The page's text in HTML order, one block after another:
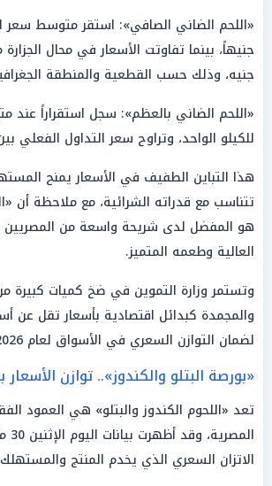
جنيه، وذلك حسب القطعية والمنطقة
للكيلو الواحد، وتراوح سعر التداول الفعلي بين 300 و480
هذا التباين الطفيف في الأسعار يمنح
تتناسب مع قدراته الشرائية، مع ملاحظة أن
هو المفضل لدى شريحة واسعة من
العالية وطعمه المتميز.
وتستمر وزارة التموين في ضخ كميات كبيرة
والمجمدة كبدائل اقتصادية بأسعار تقل عن
لضمان التوازن السعري في الأسواق لعام 2026.
«بورصة البتلو والكندوز».. توازن
تعد «اللحوم الكندوز والبتلو» هي العمود
الاتزان السعري الذي يخدم المنتج